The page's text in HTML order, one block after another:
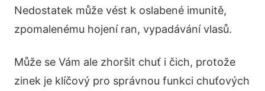
Nedostatek může vést k oslabené imunitě,
zpomalenému hojení ran, vypadávání vlasů.
Může se Vám ale zhoršit chuť i čich, protože
zinek je klíčový pro správnou funkci chuťových